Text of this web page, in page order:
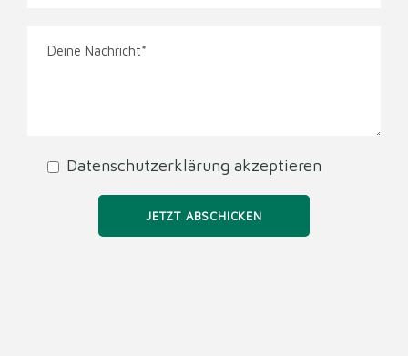
Datenschutzerklärung akzeptieren